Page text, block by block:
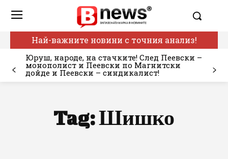
Най-важните новини с точния анализ!
Юруш, народе, на стачките! След Пеевски –
монополист и Пеевски по Магнитски
дойде и Пеевски – синдикалист!
Tag:Шишко